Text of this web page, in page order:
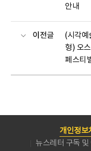
안내
이전글
(시각예
형) 오
페스티
개인정보
뉴스레터 구독